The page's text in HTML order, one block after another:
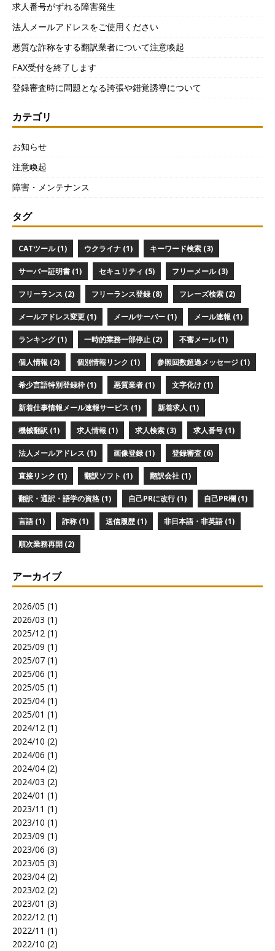
求人番号がずれる障害発生
法人メールアドレスをご使用ください
悪質な詐称をする翻訳業者について注意喚起
FAX受付を終了します
登録審査時に問題となる誇張や錯覚誘導について
カテゴリ
お知らせ
注意喚起
障害・メンテナンス
タグ
CATツール (1) ウクライナ (1) キーワード検索 (3)
サーバー証明書 (1) セキュリティ (5) フリーメール (3)
フリーランス (2) フリーランス登録 (8) フレーズ検索 (2)
メールアドレス変更 (1) メールサーバー (1) メール速報 (1)
ランキング (1) 一時的業務一部停止 (2) 不審メール (1)
個人情報 (2) 個別情報リンク (1) 参照回数超過メッセージ (1)
希少言語特別登録枠 (1) 悪質業者 (1) 文字化け (1)
新着仕事情報メール速報サービス (1) 新着求人 (1)
機械翻訳 (1) 求人情報 (1) 求人検索 (3) 求人番号 (1)
法人メールアドレス (1) 画像登録 (1) 登録審査 (6)
直接リンク (1) 翻訳ソフト (1) 翻訳会社 (1)
翻訳・通訳・語学の資格 (1) 自己PRに改行 (1) 自己PR欄 (1)
言語 (1) 詐称 (1) 送信履歴 (1) 非日本語・非英語 (1)
順次業務再開 (2)
アーカイブ
2026/05 (1)
2026/03 (1)
2025/12 (1)
2025/09 (1)
2025/07 (1)
2025/06 (1)
2025/05 (1)
2025/04 (1)
2025/01 (1)
2024/12 (1)
2024/10 (2)
2024/06 (1)
2024/04 (2)
2024/03 (2)
2024/01 (1)
2023/11 (1)
2023/10 (1)
2023/09 (1)
2023/06 (3)
2023/05 (3)
2023/04 (2)
2023/02 (2)
2023/01 (3)
2022/12 (1)
2022/11 (1)
2022/10 (2)